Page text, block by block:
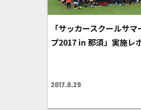
「サッカースクールサ
プ2017 in 那須」実施レ
2017.8.29